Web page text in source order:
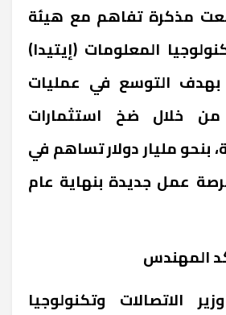
مذكرة تفاهم مع هيئة
المعلومات (إيتيدا)
في يناير 2025 بهدف التوسع في عمليات
خلال ضخ استثمارات
بنحو مليار دولار تساهم في
ألف فرصة عمل جديدة بنهاية عام
المهندس
الاتصالات وتكنولوجيا